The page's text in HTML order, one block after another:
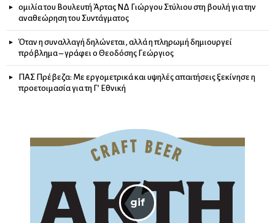
ομιλία του Βουλευτή Άρτας ΝΔ Γιώργου Στύλιου στη βουλή για την
αναθεώρηση του Συντάγματος
Όταν η συναλλαγή δηλώνεται, αλλά η πληρωμή δημιουργεί
πρόβλημα – γράφει ο Θεοδόσης Γεώργιος
ΠΑΣ Πρέβεζα: Με εργομετρικά και υψηλές απαιτήσεις ξεκίνησε η
προετοιμασία για τη Γ’ Εθνική